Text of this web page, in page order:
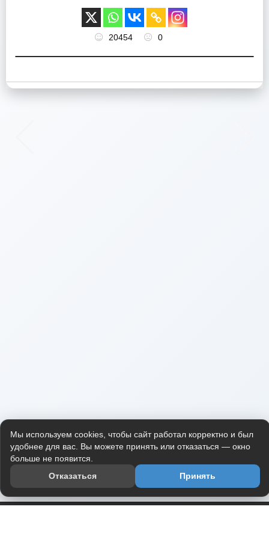
20454 0
Мы используем cookies, чтобы сайт работал корректно и был
удобнее для вас. Вы можете принять или отказаться — окно
больше не появится.
Отказаться
Принять